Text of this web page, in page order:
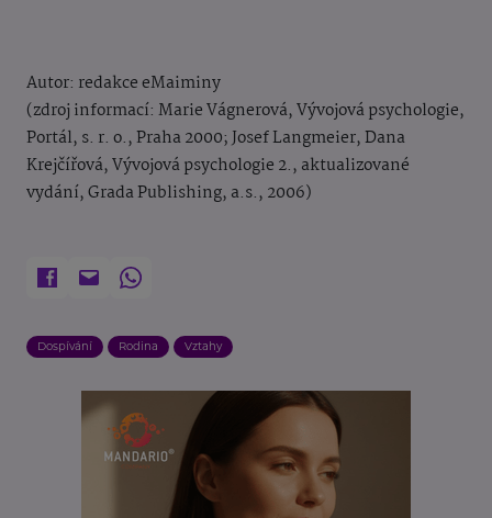
Autor: redakce eMaiminy
(zdroj informací: Marie Vágnerová, Vývojová psychologie,
Portál, s. r. o., Praha 2000; Josef Langmeier, Dana
Krejčířová, Vývojová psychologie 2., aktualizované
vydání, Grada Publishing, a.s., 2006)
Dospívání Rodina Vztahy